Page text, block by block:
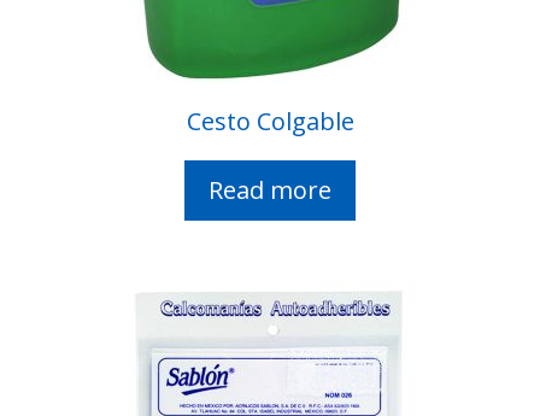
Cesto Colgable
Read more